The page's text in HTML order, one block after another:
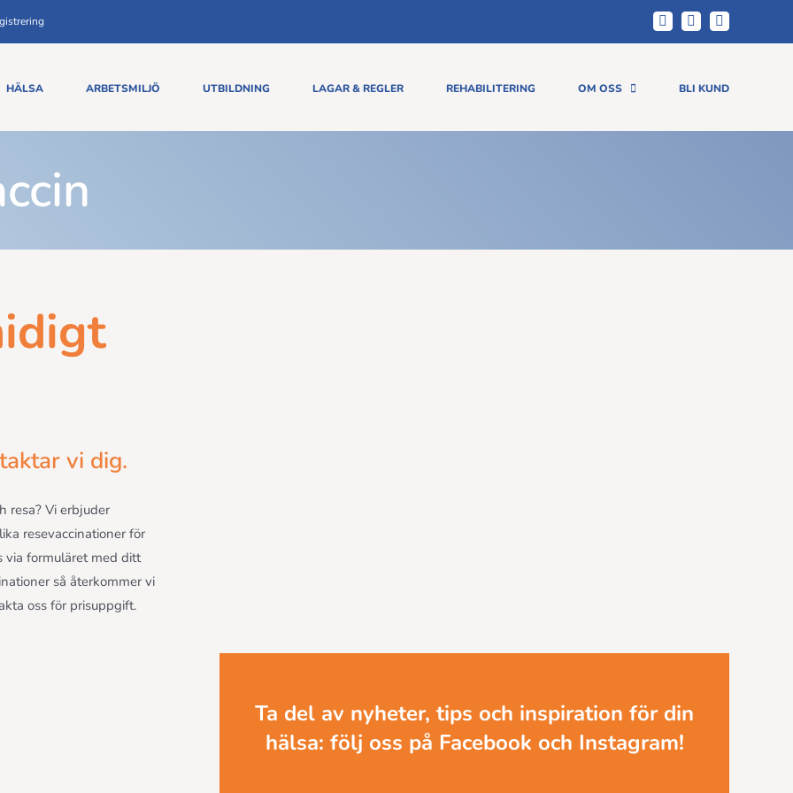
Facebook
LinkedInInstagram
HÄLSA ARBETSMILJÖ UTBILDNING LAGAR & REGLER REHABILITERING OM OSS BLI KUND
vi dig.
resa? Vi erbjuder
resevaccinationer för
via formuläret med ditt
så återkommer vi
oss för prisuppgift.
Ta del av nyheter, tips och inspiration för din
hälsa: följ oss på Facebook och Instagram!